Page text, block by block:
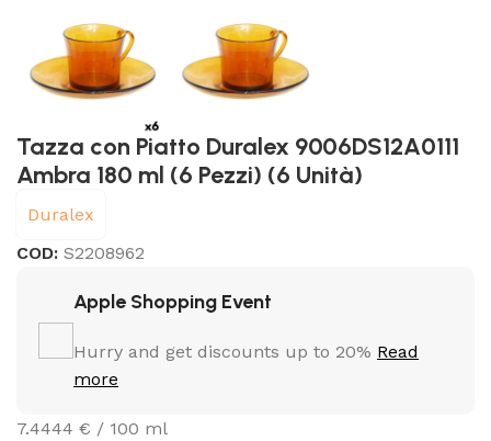
Tazza con Piatto Duralex 9006DS12A0111
Ambra 180 ml (6 Pezzi) (6 Unità)
Duralex
COD:S2208962
Apple Shopping Event
Hurry and get discounts up to 20% Read
more
7.4444 € / 100 ml